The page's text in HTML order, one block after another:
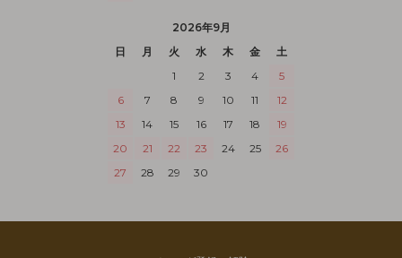
2026年9月
日
月 火 水 木 金
土
1
2 3 4
5
6
7 8 9 10 11
12
13
14 15 16 17 18
19
20
21 22 23 24 25
26
27
28 29 30